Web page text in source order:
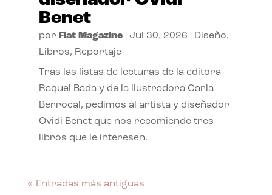
Benet
por Flat Magazine| Jul 30, 2026 Diseño,
Libros, Reportaje
Tras las listas de lecturas de la editora
Raquel Bada y de la ilustradora Carla
Berrocal, pedimos al artista y diseñador
Ovidi Benet que nos recomiende tres
libros que le interesen.
« Entradas más antiguas